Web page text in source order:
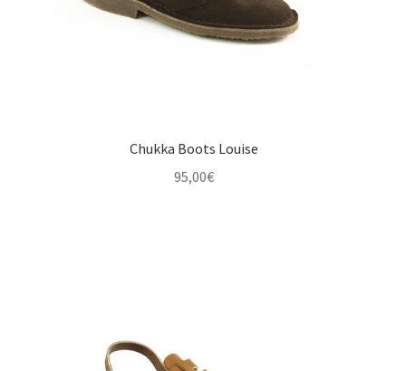
Chukka Boots Louise
95,00€